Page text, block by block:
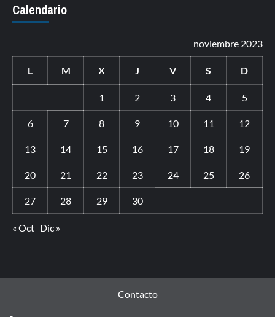
Calendario
noviembre 2023
L M X J V S D
1 2 3 4 5
6 7 8 9 10 11 12
13 14 15 16 17 18 19
20 21 22 23 24 25 26
27 28 29 30
« Oct Dic »
Contacto